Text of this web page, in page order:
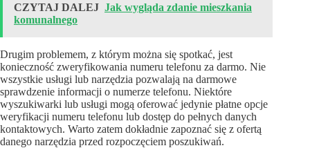
CZYTAJ DALEJ Jak wygląda zdanie mieszkania
komunalnego
Drugim problemem, z którym można się spotkać, jest
konieczność zweryfikowania numeru telefonu za darmo. Nie
wszystkie usługi lub narzędzia pozwalają na darmowe
sprawdzenie informacji o numerze telefonu. Niektóre
wyszukiwarki lub usługi mogą oferować jedynie płatne opcje
weryfikacji numeru telefonu lub dostęp do pełnych danych
kontaktowych. Warto zatem dokładnie zapoznać się z ofertą
danego narzędzia przed rozpoczęciem poszukiwań.